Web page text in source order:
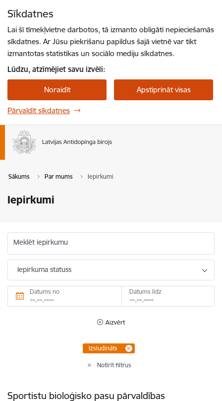
Sīkdatnes
Lai šī tīmekļvietne darbotos, tā izmanto obligāti nepieciešamās
sīkdatnes. Ar Jūsu piekrišanu papildus šajā vietnē var tikt
izmantotas statistikas un sociālo mediju sīkdatnes.
Lūdzu, atzīmējiet savu izvēli:
Noraidīt Apstiprināt visas
Pārvaldīt sīkdatnes
Sākums Par mums Iepirkumi
Iepirkumi
Meklēt iepirkumu
Iepirkuma statuss
Datums no Datums līdz
Aizvērt
Izsludināts
Notīrīt filtrus
Sportistu bioloģisko pasu pārvaldības